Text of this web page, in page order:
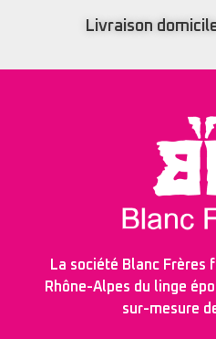
Livraison
La société Blanc Frères
Rhône-Alpes du linge
sur-mesure